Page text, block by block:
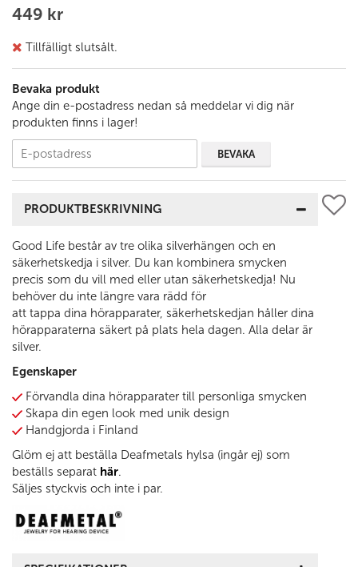
449 kr
Tillfälligt slutsålt.
Bevaka produkt
Ange din e-postadress nedan så meddelar vi dig när
produkten finns i lager!
BEVAKA
PRODUKTBESKRIVNING
Good Life består av tre olika silverhängen och en
säkerhetskedja i silver. Du kan kombinera smycken
precis som du vill med eller utan säkerhetskedja! Nu
behöver du inte längre vara rädd för
att tappa dina hörapparater, säkerhetskedjan håller dina
hörapparaterna säkert på plats hela dagen. Alla delar är
silver.
Egenskaper
Förvandla dina hörapparater till personliga smycken
Skapa din egen look med unik design
Handgjorda i Finland
Glöm ej att beställa Deafmetals hylsa (ingår ej) som
beställs separat här.
Säljes styckvis och inte i par.